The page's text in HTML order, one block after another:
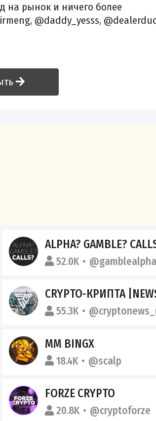
на рынок и ничего более
@daddy_yesss,
ALPHA? GAMBLE?
52.0K
CRYPTO-КРИПТА
55.3K
MM BINGX
18.4K @scalp
FORZE CRYPTO
20.8K @cryptoforze